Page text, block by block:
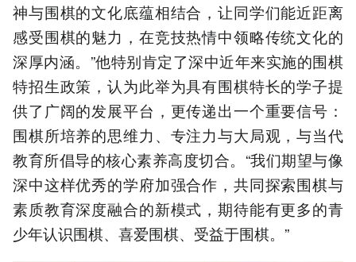
神与围棋的文化底蕴相结合，让同学们能近距离
感受围棋的魅力，在竞技热情中领略传统文化的
深厚内涵。”他特别肯定了深中近年来实施的围棋
特招生政策，认为此举为具有围棋特长的学子提
供了广阔的发展平台，更传递出一个重要信号：
围棋所培养的思维力、专注力与大局观，与当代
教育所倡导的核心素养高度切合。“我们期望与像
深中这样优秀的学府加强合作，共同探索围棋与
素质教育深度融合的新模式，期待能有更多的青
少年认识围棋、喜爱围棋、受益于围棋。”